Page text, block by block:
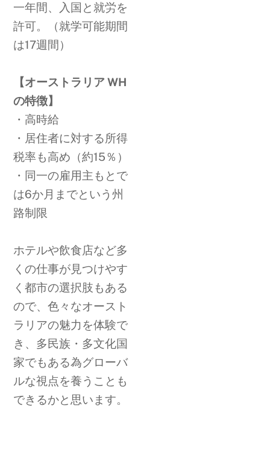
一年間、入国と就労を
許可。
（就学可能期間
は17週間）
【オーストラリア WH
の特徴】
・高時給
・居住者に対する所得
税率も高め（約15％）
・同一の雇用主もとで
は6か月までという州
路制限
ホテルや飲食店など多
くの仕事が見つけやす
く都市の選択肢もある
ので、色々なオースト
ラリアの魅力を体験で
き、多民族・多文化国
家でもある為グローバ
ルな視点を養うことも
できるかと思います。